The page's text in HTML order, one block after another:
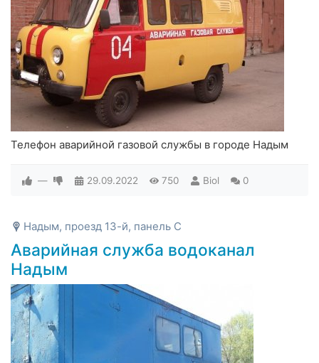
Телефон аварийной газовой службы в городе Надым
— 29.09.2022 750 Biol 0
Надым, проезд 13-й, панель С
Аварийная служба водоканал
Надым